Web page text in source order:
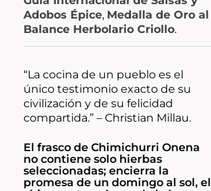
Adobos Épice, Medalla de Oro al
Balance Herbolario Criollo.
“La cocina de un pueblo es el
único testimonio exacto de su
civilización y de su felicidad
compartida.”– Christian Millau.
El frasco de Chimichurri Onena
no contiene solo hierbas
seleccionadas; encierra la
promesa de un domingo al sol, el